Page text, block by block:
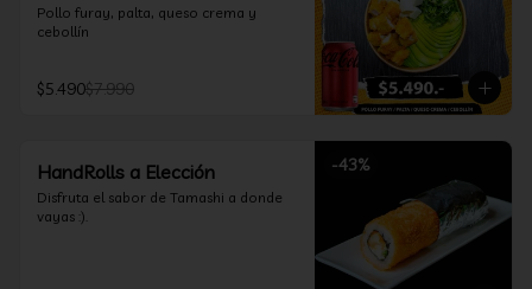
Pollo furay, palta, queso crema y
cebollín
$5.490$7.990
-43%
HandRolls a Elección
Disfruta el sabor de Tamashi a donde
vayas :).